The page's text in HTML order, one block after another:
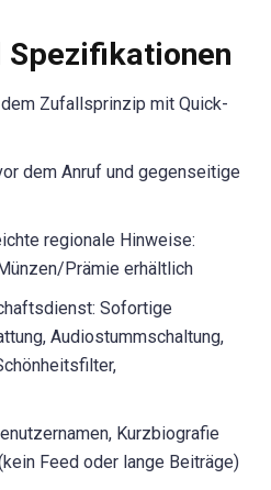
Spezifikationen
Zufallsprinzip mit Quick-
dem Anruf und gegenseitige
regionale Hinweise:
Prämie erhältlich
Sofortige
Audiostummschaltung,
Kurzbiografie
Feed oder lange Beiträge)